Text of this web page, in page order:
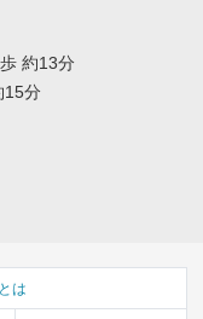
約13分
15分
は